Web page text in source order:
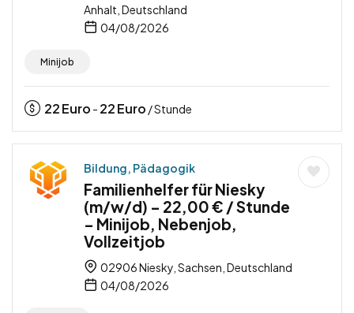
Anhalt, Deutschland
04/08/2026
Minijob
22Euro - 22Euro / Stunde
Bildung, Pädagogik
Familienhelfer für Niesky
(m/w/d) – 22,00 € / Stunde
– Minijob, Nebenjob,
Vollzeitjob
02906 Niesky, Sachsen, Deutschland
04/08/2026